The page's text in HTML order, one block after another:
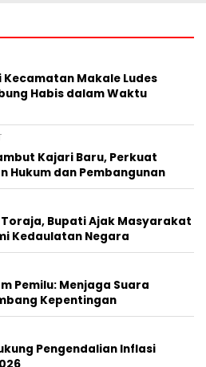
Kecamatan Makale Ludes
Habis dalam Waktu
Kajari Baru, Perkuat
Hukum dan Pembangunan
Bupati Ajak Masyarakat
Kedaulatan Negara
Pemilu: Menjaga Suara
Kepentingan
Pengendalian Inflasi